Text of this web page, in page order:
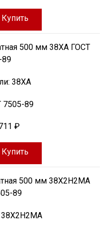
Купить
500 мм 38ХА ГОСТ
89
38ХА
7505-89
₽
Купить
500 мм 38Х2Н2МА
89
38Х2Н2МА